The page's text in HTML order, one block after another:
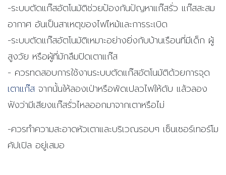
-ระบบตัดแก๊สอัตโนมัติช่วยป้องกันปัญหาแก๊สรั่ว แก๊สสะสม
อากาศ อันเป็นสาเหตุของไฟไหม้และการระเบิด
-ระบบตัดแก๊สอัตโนมัติเหมาะอย่างยิ่งกับบ้านเรือนที่มีเด็ก ผู้
สูงวัย หรือผู้ที่มักลืมปิดเตาแก๊ส
- ควรทดสอบการใช้งานระบบตัดแก๊สอัตโนมัติด้วยการจุด
เตาแก๊ส จากนั้นให้ลองเป่าหรือพัดเปลวไฟให้ดับ แล้วลอง
ฟังว่ามีเสียงแก๊สรั่วไหลออกมาจากเตาหรือไม่
-ควรทำความสะอาดหัวเตาและบริเวณรอบๆ เซ็นเซอร์เทอร์โม
คัปเปิล อยู่เสมอ